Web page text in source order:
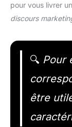
pour vous livrer
discours
🔍 Pour
être